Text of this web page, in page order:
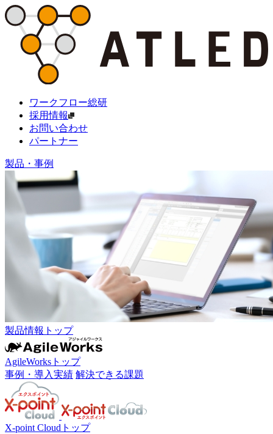
ワークフロー総研
採用情報
お問い合わせ
パートナー
製品・事例
製品情報トップ
AgileWorksトップ
事例・導入実績 解決できる課題
X-point Cloudトップ